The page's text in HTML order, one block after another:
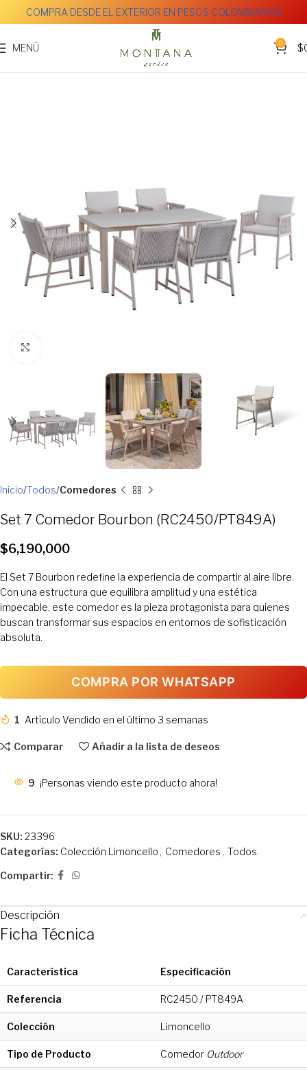
COMPRA DESDE EL EXTERIOR EN PESOS COLOMBIANOS
MENÚ 0 $
Inicio Todos Comedores
Set 7 Comedor Bourbon (RC2450/PT849A)
$6,190,000
El Set 7 Bourbon redefine la experiencia de compartir al aire libre.
Con una estructura que equilibra amplitud y una estética
impecable, este comedor es la pieza protagonista para quienes
buscan transformar sus espacios en entornos de sofisticación
absoluta.
COMPRA POR WHATSAPP
1 Artículo Vendido en el último 3 semanas
Comparar Añadir a la lista de deseos
9 ¡Personas viendo este producto ahora!
SKU: 23396
Categorías: Colección Limoncello , Comedores , Todos
Compartir:
Descripción
Ficha Técnica
Característica Especificación
Referencia RC2450 / PT849A
Colección Limoncello
Tipo de Producto Comedor Outdoor